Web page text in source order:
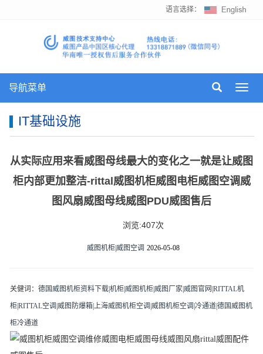
语言选择：
导航菜单
IT基础设施
从实际应用来看威图母线最大的变化之一就是让威图
柜内部更加整洁-rittal威图机柜威图电柜威图空调威
图风扇威图母线威图PDU威图售后
浏览:407次
威图机柜|威图空调 2026-05-08
关健词： 德国威图机柜资料下载|机柜|威图机柜|威图厂家|威图官网 |RITTAL机
柜|RITTAL空调|威图防爆箱|上海威图机柜空调|威图机柜空调|冷通道|德国威图机
柜冷通道